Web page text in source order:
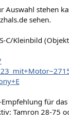
Auswahl stehen
sehen.
C/Kleinbild
für das
Tamron 28-75